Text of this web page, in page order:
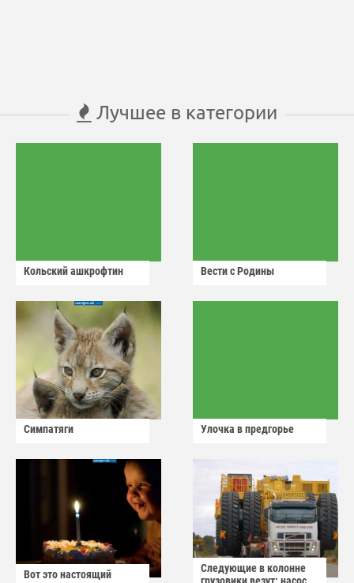
Лучшее в категории
Кольский ашкрофтин Вести с Родины
Симпатяги Улочка в предгорье
Вот это настоящий
Следующие в колонне